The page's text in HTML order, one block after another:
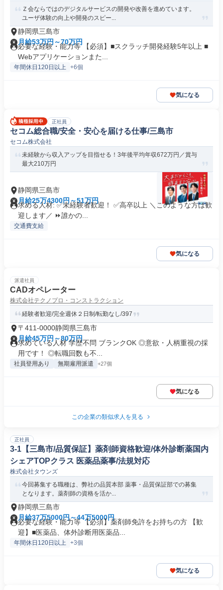
Ｚ会ならではのデジタルサービスの開発や改善を進めています。
ユーザ体験の向上や開発のスピー...
静岡県三島市
月給53万円～70万円
必要な経験・能力等 【必須】■スクラッチ開発経験5年以上 ■
Webアプリケーションまた...
年間休日120日以上 +6個
気になる
正社員
セコム総合職/安全・安心を届ける仕事/三島市
セコム株式会社
未経験から収入アップを目指せる！3年後平均年収672万円／賞与
最大210万円
静岡県三島市
月給25万4300円～51万円
求める人材: ✅未経験者歓迎！ ✅高卒以上 ＼このような方は歓
迎します／ ⏩誰かの...
交通費支給
気になる
派遣社員
CADオペレーター
株式会社テクノプロ・コンストラクション
経験者歓迎/完全週休２日制/転勤なし/397
〒411-0000静岡県三島市
月給45万円～80万円
求めている人材 学歴不問 ブランクOK ◎意欲・人柄重視の採
用です！ ◎転職回数も不...
社員登用あり 無期雇用派遣 +27個
気になる
この企業の類似求人を見る
正社員
3-1【三島市/品質保証】薬剤師資格歓迎/体外診断薬国内
シェアTOPクラス 医薬品薬事/法規対応
株式会社タウンズ
今回募集する職種は、弊社の品質本部 薬事・品質保証部での募集
となります。薬剤師の資格を活か...
静岡県三島市
月給37万5000円～44万5000円
必要な経験・能力等 【必須】薬剤師免許をお持ちの方 【歓
迎】■医薬品、体外診断用医薬品...
年間休日120日以上 +3個
気になる